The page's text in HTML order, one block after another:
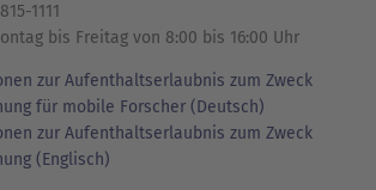
1111
bis Freitag von 8:00 bis 16:00 Uhr
zur Aufenthaltserlaubnis zum Zweck
für mobile Forscher (Deutsch)
zur Aufenthaltserlaubnis zum Zweck
(Englisch)